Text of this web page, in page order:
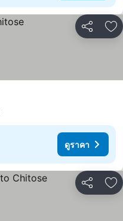
แชร์ เ
ดูราคา
แชร์ เ